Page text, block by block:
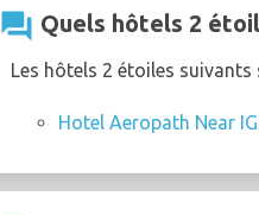
question_answer Quels hôtels 2
Les hôtels 2 étoiles
Hotel Aeropath Near